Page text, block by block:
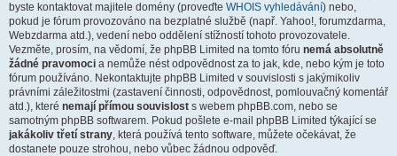
byste kontaktovat majitele domény (proveďte WHOIS vyhledávání) nebo,
pokud je fórum provozováno na bezplatné službě (např. Yahoo!, forumzdarma,
Webzdarma atd.), vedení nebo oddělení stížností tohoto provozovatele.
Vezměte, prosím, na vědomí, že phpBB Limited na tomto fóru nemá absolutně
žádné pravomoci a nemůže nést odpovědnost za to jak, kde, nebo kým je toto
fórum používáno. Nekontaktujte phpBB Limited v souvislosti s jakýmikoliv
právními záležitostmi (zastavení činnosti, odpovědnost, pomlouvačný komentář
atd.), které nemají přímou souvislost s webem phpBB.com, nebo se
samotným phpBB softwarem. Pokud pošlete e-mail phpBB Limited týkající se
jakákoliv třetí strany, která používá tento software, můžete očekávat, že
dostanete pouze strohou, nebo vůbec žádnou odpověď.